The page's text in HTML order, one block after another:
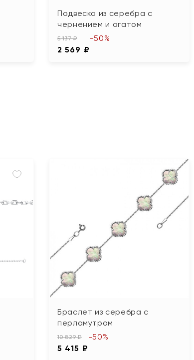
Подвеска из серебра с
чернением и агатом
5 137 ₽
2 569 ₽
-50%
Браслет из серебра с
перламутром
10 829 ₽
5 415 ₽
-50%